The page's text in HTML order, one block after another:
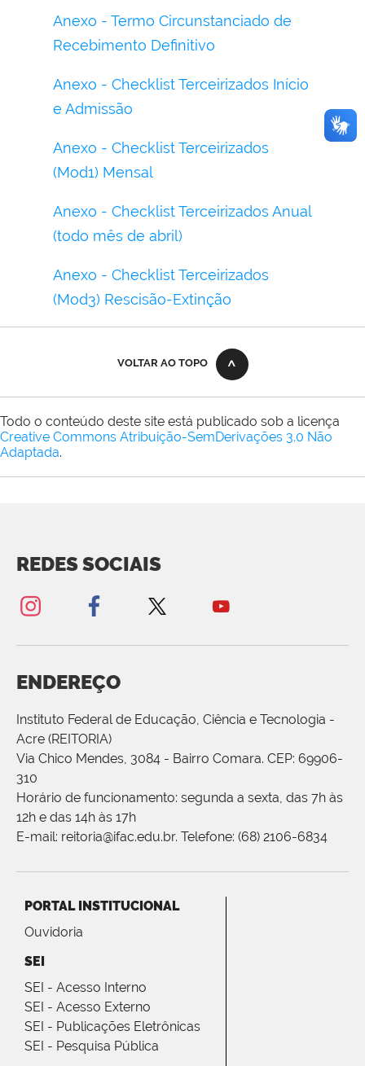
Anexo - Termo Circunstanciado de
Recebimento Definitivo
Anexo - Checklist Terceirizados Início
e Admissão
Anexo - Checklist Terceirizados
(Mod1) Mensal
Anexo - Checklist Terceirizados Anual
(todo mês de abril)
Anexo - Checklist Terceirizados
(Mod3) Rescisão-Extinção
VOLTAR AO TOPO
Todo o conteúdo deste site está publicado sob a licença
Creative Commons Atribuição-SemDerivações 3.0 Não
Adaptada.
REDES SOCIAIS
ENDEREÇO
Instituto Federal de Educação, Ciência e Tecnologia -
Acre (REITORIA)
Via Chico Mendes, 3084 - Bairro Comara. CEP: 69906-
310
Horário de funcionamento: segunda a sexta, das 7h às
12h e das 14h às 17h
E-mail: reitoria@ifac.edu.br. Telefone: (68) 2106-6834
PORTAL INSTITUCIONAL
Ouvidoria
SEI
SEI - Acesso Interno
SEI - Acesso Externo
SEI - Publicações Eletrônicas
SEI - Pesquisa Pública